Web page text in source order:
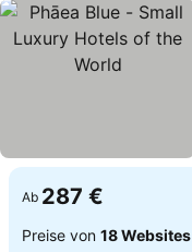
Ab 287 €
Preise von 18 Websites